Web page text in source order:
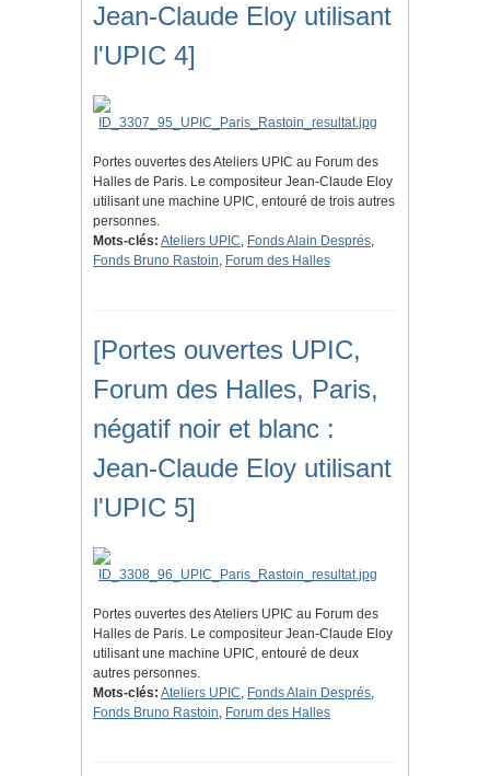
Jean-Claude Eloy utilisant
l'UPIC 4]
Portes ouvertes des Ateliers UPIC au Forum des
Halles de Paris. Le compositeur Jean-Claude Eloy
utilisant une machine UPIC, entouré de trois autres
personnes.
Mots-clés: Ateliers UPIC, Fonds Alain Després,
Fonds Bruno Rastoin, Forum des Halles
[Portes ouvertes UPIC,
Forum des Halles, Paris,
négatif noir et blanc :
Jean-Claude Eloy utilisant
l'UPIC 5]
Portes ouvertes des Ateliers UPIC au Forum des
Halles de Paris. Le compositeur Jean-Claude Eloy
utilisant une machine UPIC, entouré de deux
autres personnes.
Mots-clés: Ateliers UPIC, Fonds Alain Després,
Fonds Bruno Rastoin, Forum des Halles